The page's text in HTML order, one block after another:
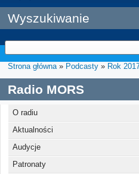
Wyszukiwanie
Strona główna» Podcasty » Rok
Radio MORS
O radiu
Aktualności
Audycje
Patronaty